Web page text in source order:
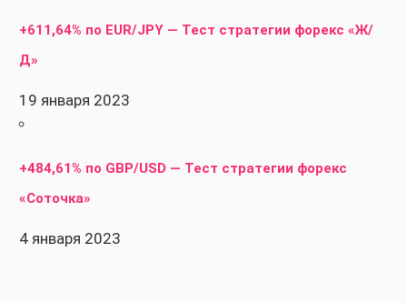
+611,64% по EUR/JPY — Тест стратегии форекс «Ж/
Д»
19 января 2023
+484,61% по GBP/USD — Тест стратегии форекс
«Соточка»
4 января 2023